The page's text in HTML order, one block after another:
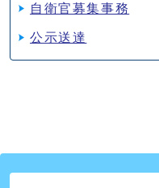
自衛官募集事務
公示送達